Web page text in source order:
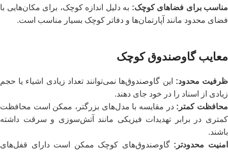
مناسب برای فضاهای کوچک: به دلیل اندازه کوچک، برای مکان‌هایی با
فضای محدود مانند آپارتمان‌ها و دفاتر کوچک بسیار مناسب است.
معایب گاوصندوق کوچک
ظرفیت محدود: این گاوصندوق‌ها نمی‌توانند تعداد زیادی اشیاء یا حجم
زیادی از اسناد را در خود جای دهند.
محافظت کمتر : در مقایسه با مدل‌های بزرگتر، ممکن است محافظت
کمتری در برابر تهدیدات فیزیکی مانند آتش‌سوزی و سرقت داشته
باشند.
امنیت محدودتر : گاوصندوق‌های کوچک ممکن است دارای قفل‌های